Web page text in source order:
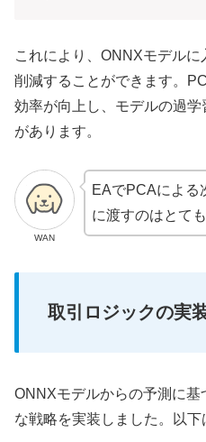
これにより、ONNXモデル
削減することができます。
効率が向上し、モデルの過
があります。
WAN
EAでPCAによる
に渡すのはとて
取引ロジックの実
ONNXモデルからの予測に
な戦略を実装しました。以下